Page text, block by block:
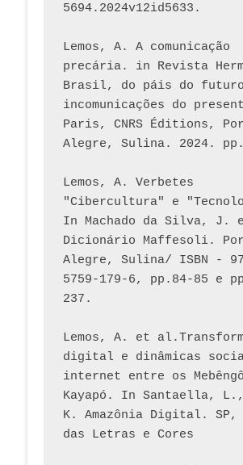
5694.2024v12id5633.
Lemos, A. A comunicação
precária. in Revista
Brasil, do páis do
incomunicações do
Paris, CNRS Éditions,
Lemos, A. Verbetes
"Cibercultura" e
In Machado da Silva,
Dicionário Maffesoli.
Alegre, Sulina/ ISBN -
5759-179-6, pp.84-85 e
237.
Lemos, A. et
digital e dinâmicas
internet entre os
Kayapó. In Santaella,
K. Amazônia Digital. SP,
das Letras e Cores